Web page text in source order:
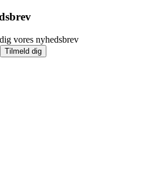
vores nyhedsbrev
Tilmeld dig